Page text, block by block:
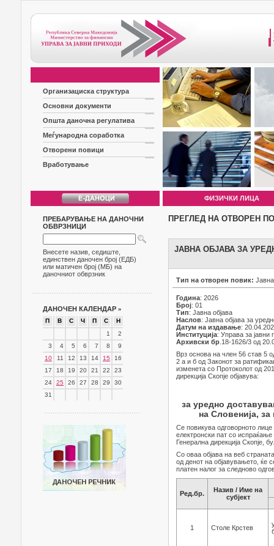
Организациска структура
Основни документи
Општа даночна регулатива
Меѓународна соработка
Отворени повици
Вработување
ФИЗИЧКИ ЛИЦА
ПРЕБАРУВАЊЕ НА ДАНОЧНИ
ОБВРЗНИЦИ
Внесете назив, седиште,
единствен даночен број (ЕДБ)
или матичен број (МБ) на
даночниот обврзник
ДАНОЧЕН КАЛЕНДАР »
П В С Ч П С
Н
1
2
3
4 5 6 7 8
9
10
11 12 13 14 15
16
17
18 19 20 21 22
23
24
25 26 27 28 29
30
31
ПРЕГЛЕД НА ОТВОРЕН
ЈАВНА ОБЈАВА ЗА
Тип на отворен повик:
Година: 2026
Број: 01
Тип: Јавна објава
Наслов: Јавна објава за
Датум на издавање:
Институција: Управа за јавни
Архивски бр .18-1626/3 од
Врз основа на член 56 став 5
2 а и б од Законот за
изменета со Протоколот од
дирекција Скопје објавува:
за уредно
на Словенија,
Се повикува одговорното
електронски пат со
Генерална дирекција Скопје,
Со оваа објава на веб
од денот на објавувањето, ќе
платен налог за следново
Ред.бр.
Назив / Име на
субјект
1 Столе Крстев